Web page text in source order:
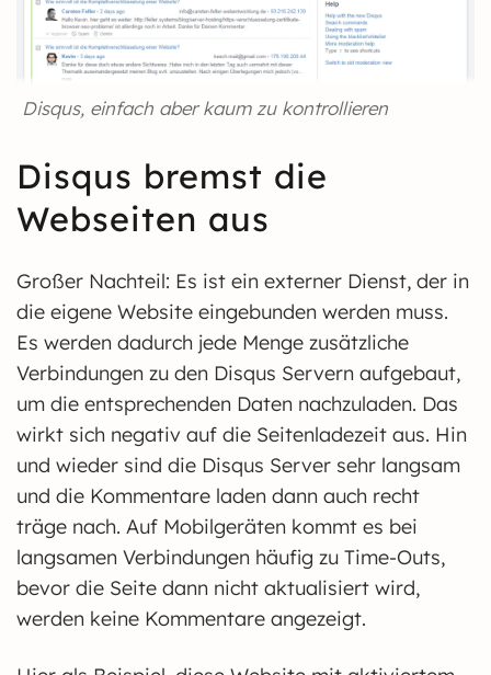
Disqus, einfach aber kaum zu kontrollieren
Disqus bremst die
Webseiten aus
Großer Nachteil: Es ist ein externer Dienst, der in
die eigene Website eingebunden werden muss.
Es werden dadurch jede Menge zusätzliche
Verbindungen zu den Disqus Servern aufgebaut,
um die entsprechenden Daten nachzuladen. Das
wirkt sich negativ auf die Seitenladezeit aus. Hin
und wieder sind die Disqus Server sehr langsam
und die Kommentare laden dann auch recht
träge nach. Auf Mobilgeräten kommt es bei
langsamen Verbindungen häufig zu Time-Outs,
bevor die Seite dann nicht aktualisiert wird,
werden keine Kommentare angezeigt.